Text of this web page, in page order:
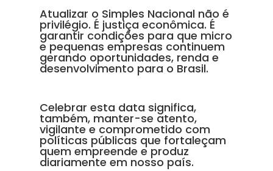
Atualizar o Simples Nacional não é
privilégio. É justiça econômica. É
garantir condições para que micro
e pequenas empresas continuem
gerando oportunidades, renda e
desenvolvimento para o Brasil.
Celebrar esta data significa,
também, manter-se atento,
vigilante e comprometido com
políticas públicas que fortaleçam
quem empreende e produz
diariamente em nosso país.